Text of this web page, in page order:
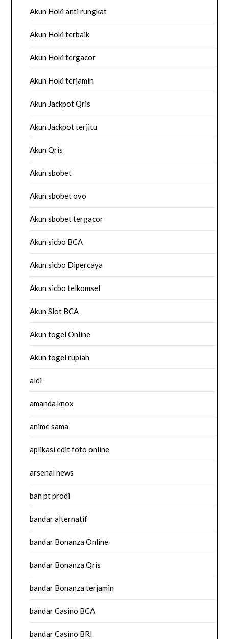
Akun Hoki anti rungkat
Akun Hoki terbaik
Akun Hoki tergacor
Akun Hoki terjamin
Akun Jackpot Qris
Akun Jackpot terjitu
Akun Qris
Akun sbobet
Akun sbobet ovo
Akun sbobet tergacor
Akun sicbo BCA
Akun sicbo Dipercaya
Akun sicbo telkomsel
Akun Slot BCA
Akun togel Online
Akun togel rupiah
aldi
amanda knox
anime sama
aplikasi edit foto online
arsenal news
ban pt prodi
bandar alternatif
bandar Bonanza Online
bandar Bonanza Qris
bandar Bonanza terjamin
bandar Casino BCA
bandar Casino BRI